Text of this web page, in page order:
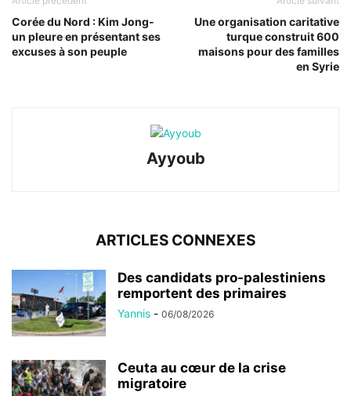
Corée du Nord : Kim Jong-
un pleure en présentant ses
excuses à son peuple
Une organisation caritative
turque construit 600
maisons pour des familles
en Syrie
Ayyoub
ARTICLES CONNEXES
Des candidats pro-palestiniens
remportent des primaires
Yannis - 06/08/2026
Ceuta au cœur de la crise
migratoire